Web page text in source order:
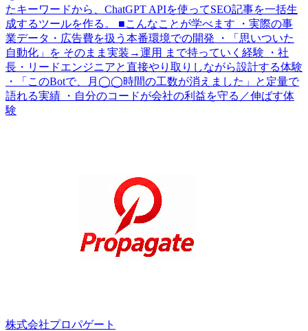
たキーワードから、ChatGPT APIを使ってSEO記事を一括生
成するツールを作る。 ■こんなことが学べます ・実際の事
業データ・広告費を扱う本番環境での開発 ・「思いついた
自動化」を そのまま実装→運用 まで持っていく経験 ・社
長・リードエンジニアと直接やり取りしながら設計する体験
・「このBotで、月◯◯時間の工数が消えました」と定量で
語れる実績 ・自分のコードが会社の利益を守る／伸ばす体
験
株式会社プロパゲート